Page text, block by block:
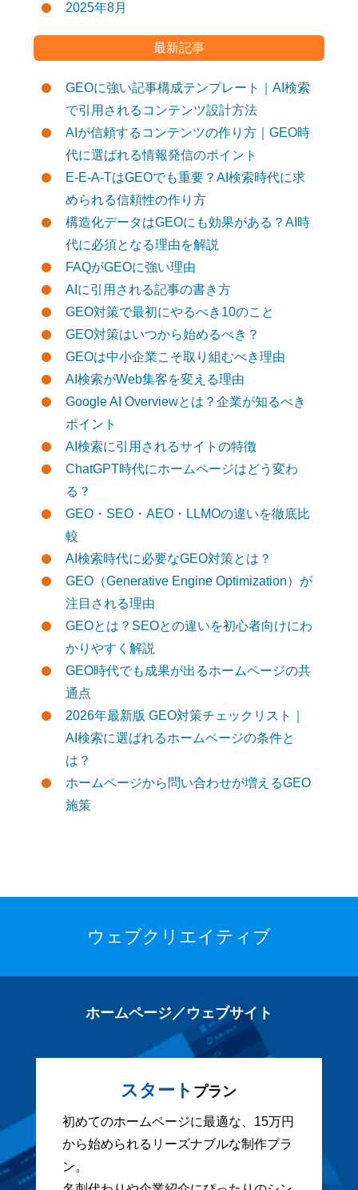
2025年8月
最新記事
GEOに強い記事構成テンプレート｜AI検索
で引用されるコンテンツ設計方法
AIが信頼するコンテンツの作り方｜GEO時
代に選ばれる情報発信のポイント
E-E-A-TはGEOでも重要？AI検索時代に求
められる信頼性の作り方
構造化データはGEOにも効果がある？AI時
代に必須となる理由を解説
FAQがGEOに強い理由
AIに引用される記事の書き方
GEO対策で最初にやるべき10のこと
GEO対策はいつから始めるべき？
GEOは中小企業こそ取り組むべき理由
AI検索がWeb集客を変える理由
Google AI Overviewとは？企業が知るべき
ポイント
AI検索に引用されるサイトの特徴
ChatGPT時代にホームページはどう変わ
る？
GEO・SEO・AEO・LLMOの違いを徹底比
較
AI検索時代に必要なGEO対策とは？
GEO（Generative Engine Optimization）が
注目される理由
GEOとは？SEOとの違いを初心者向けにわ
かりやすく解説
GEO時代でも成果が出るホームページの共
通点
2026年最新版 GEO対策チェックリスト｜
AI検索に選ばれるホームページの条件と
は？
ホームページから問い合わせが増えるGEO
施策
ウェブクリエイティブ
ホームページ／ウェブサイト
スタート プラン
初めてのホームページに最適な、15万円
から始められるリーズナブルな制作プラ
ン。